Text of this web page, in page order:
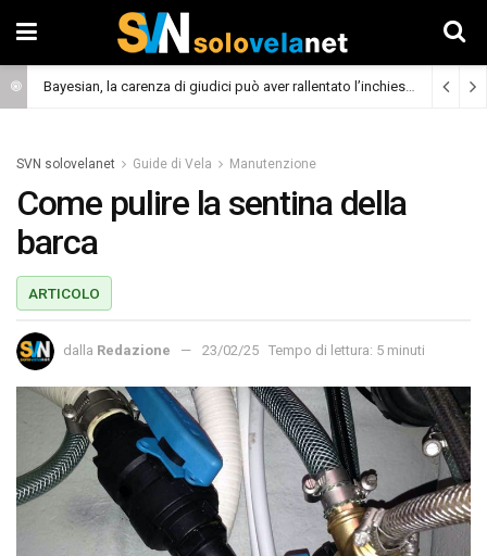
Bayesian, la carenza di giudici può aver rallentato l’inchiesta (Cronaca)
SVN solovelanet Guide di Vela Manutenzione
Come pulire la sentina della
barca
ARTICOLO
dalla Redazione 23/02/25 Tempo di lettura: 5 minuti